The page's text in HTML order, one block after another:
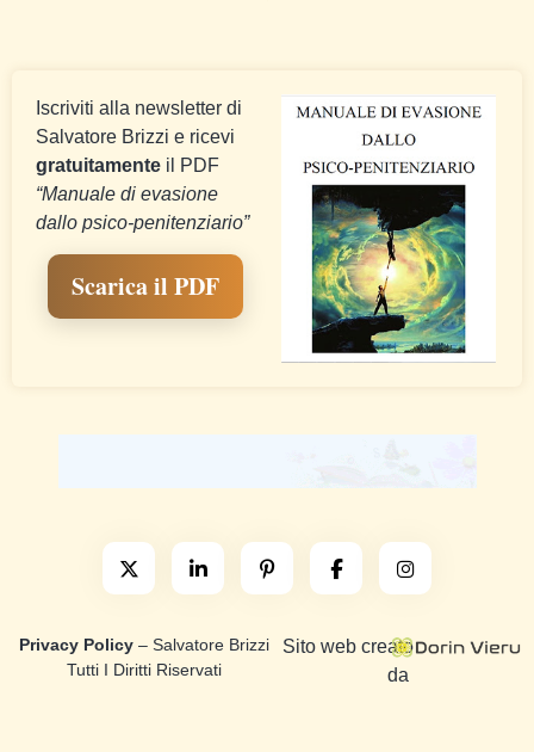
Iscriviti alla newsletter di
Salvatore Brizzi e ricevi
gratuitamente il PDF
“Manuale di evasione
dallo psico-penitenziario”
Scarica il PDF
Privacy Policy– Salvatore Brizzi
Tutti I Diritti Riservati
Sito web creato
da